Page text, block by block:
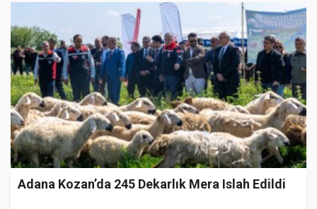
Adana Kozan’da 245 Dekarlık Mera Islah Edildi